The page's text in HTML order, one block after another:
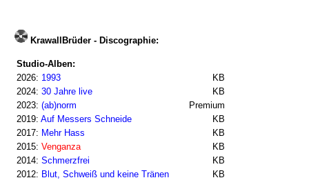
KrawallBrüder - Discographie:
Studio-Alben:
2026: 1993
KB
2024: 30 Jahre live
KB
2023: (ab)norm
Premium
2019: Auf Messers Schneide
KB
2017: Mehr Hass
KB
2015: Venganza
KB
2014: Schmerzfrei
KB
2012: Blut, Schweiß und keine Tränen KB